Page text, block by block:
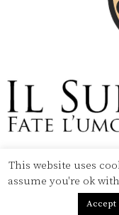
Copyright © 2020
This website uses
assume you're ok